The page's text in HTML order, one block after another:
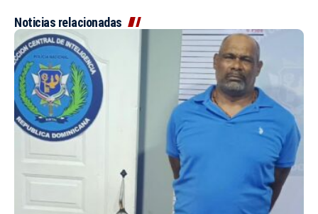
Noticias relacionadas